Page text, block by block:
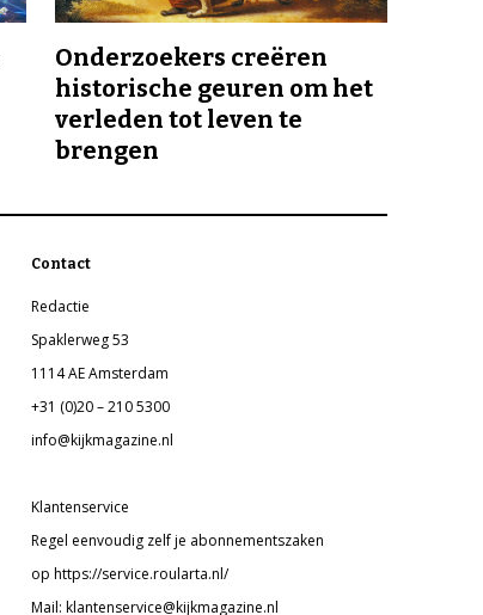
Onderzoekers creëren
historische geuren om het
verleden tot leven te
brengen
Contact
Redactie
Spaklerweg 53
1114 AE Amsterdam
+31 (0)20 – 210 5300
info@kijkmagazine.nl
Klantenservice
Regel eenvoudig zelf je abonnementszaken
op https://service.roularta.nl/
Mail: klantenservice@kijkmagazine.nl